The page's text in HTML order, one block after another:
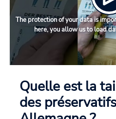
The protection of your data is
here, you allow us to load
Quelle est la
des